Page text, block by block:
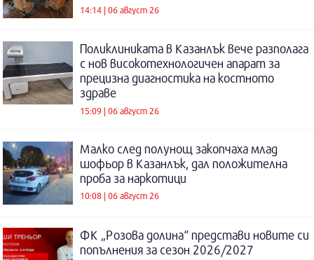
14:14 | 06 август 26
Поликлиниката в Казанлък вече разполага
с нов високотехнологичен апарат за
прецизна диагностика на костното
здраве
15:09 | 06 август 26
Малко след полунощ закопчаха млад
шофьор в Казанлък, дал положителна
проба за наркотици
10:08 | 06 август 26
ФК „Розова долина“ представи новите си
попълнения за сезон 2026/2027